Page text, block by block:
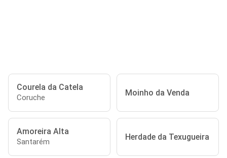
Courela da Catela
Coruche Moinho da Venda
Amoreira Alta
Santarém Herdade da Texugueira